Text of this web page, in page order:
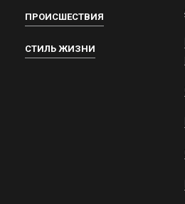
ПРОИСШЕСТВИЯ
СТИЛЬ ЖИЗНИ